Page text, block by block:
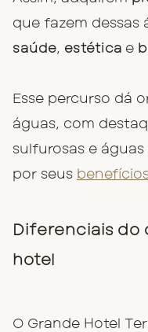
que fazem dessas
saúde, estética e
Esse percurso dá
águas, com
sulfurosas e
por seus
Diferenciais do
hotel
O Grande Hotel